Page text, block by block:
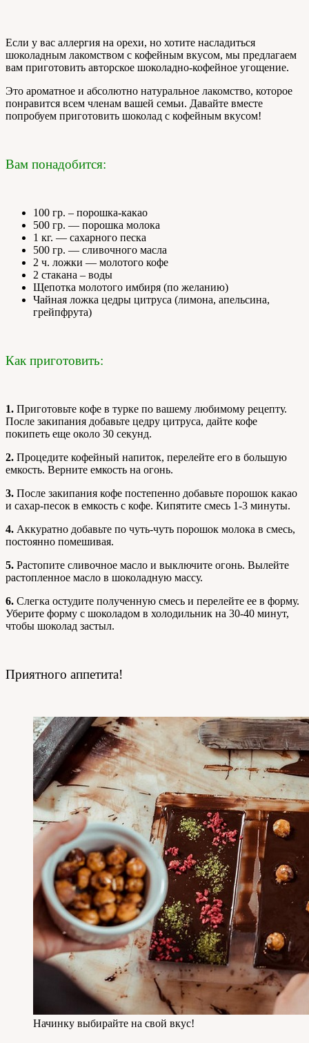
Если у вас аллергия на орехи, но хотите насладиться
шоколадным лакомством с кофейным вкусом, мы предлагаем
вам приготовить авторское шоколадно-кофейное угощение.
Это ароматное и абсолютно натуральное лакомство, которое
понравится всем членам вашей семьи. Давайте вместе
попробуем приготовить шоколад с кофейным вкусом!
Вам понадобится:
100 гр. – порошка-какао
500 гр. — порошка молока
1 кг. — сахарного песка
500 гр. — сливочного масла
2 ч. ложки — молотого кофе
2 стакана – воды
Щепотка молотого имбиря (по желанию)
Чайная ложка цедры цитруса (лимона, апельсина,
грейпфрута)
Как приготовить:
1. Приготовьте кофе в турке по вашему любимому рецепту.
После закипания добавьте цедру цитруса, дайте кофе
покипеть еще около 30 секунд.
2. Процедите кофейный напиток, перелейте его в большую
емкость. Верните емкость на огонь.
3. После закипания кофе постепенно добавьте порошок какао
и сахар-песок в емкость с кофе. Кипятите смесь 1-3 минуты.
4. Аккуратно добавьте по чуть-чуть порошок молока в смесь,
постоянно помешивая.
5. Растопите сливочное масло и выключите огонь. Вылейте
растопленное масло в шоколадную массу.
6. Слегка остудите полученную смесь и перелейте ее в форму.
Уберите форму с шоколадом в холодильник на 30-40 минут,
чтобы шоколад застыл.
Приятного аппетита!
Начинку выбирайте на свой вкус!